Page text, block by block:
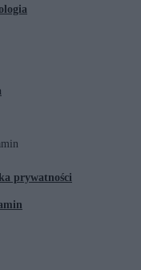
prywatności